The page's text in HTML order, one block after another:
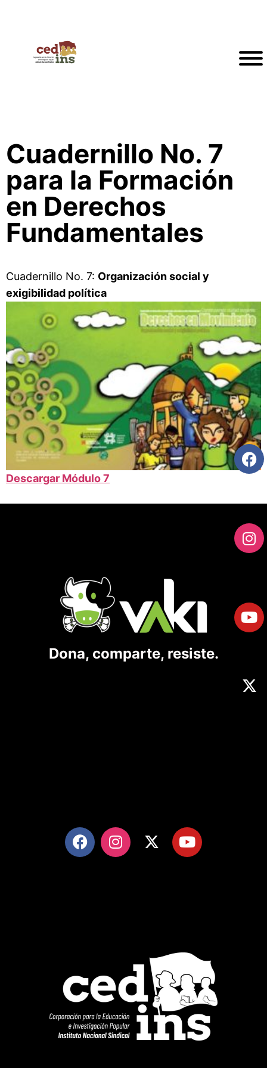
Cuadernillo No. 7
para la Formación
en Derechos
Fundamentales
Cuadernillo No. 7: Organización social y
exigibilidad política
Descargar Módulo 7
Dona, comparte, resiste.